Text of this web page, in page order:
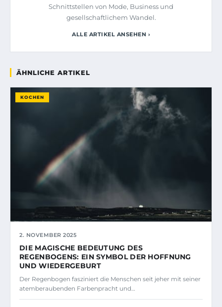
Schnittstellen von Mode, Business und
gesellschaftlichem Wandel.
ALLE ARTIKEL ANSEHEN ›
ÄHNLICHE ARTIKEL
KOCHEN
2. NOVEMBER 2025
DIE MAGISCHE BEDEUTUNG DES
REGENBOGENS: EIN SYMBOL DER HOFFNUNG
UND WIEDERGEBURT
Der Regenbogen fasziniert die Menschen seit jeher mit seiner
atemberaubenden Farbenpracht und…